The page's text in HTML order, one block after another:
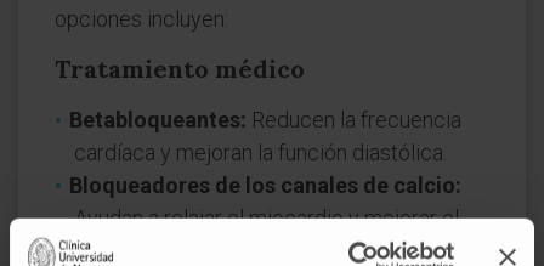
opciones incluyen:
Tratamiento médico
Betabloqueantes: Reducen la frecuencia
cardíaca y mejoran la función diastólica.
Bloqueadores de los canales de calcio:
Ayudan a relajar el miocardio y mejorar el
llenado ventricular.